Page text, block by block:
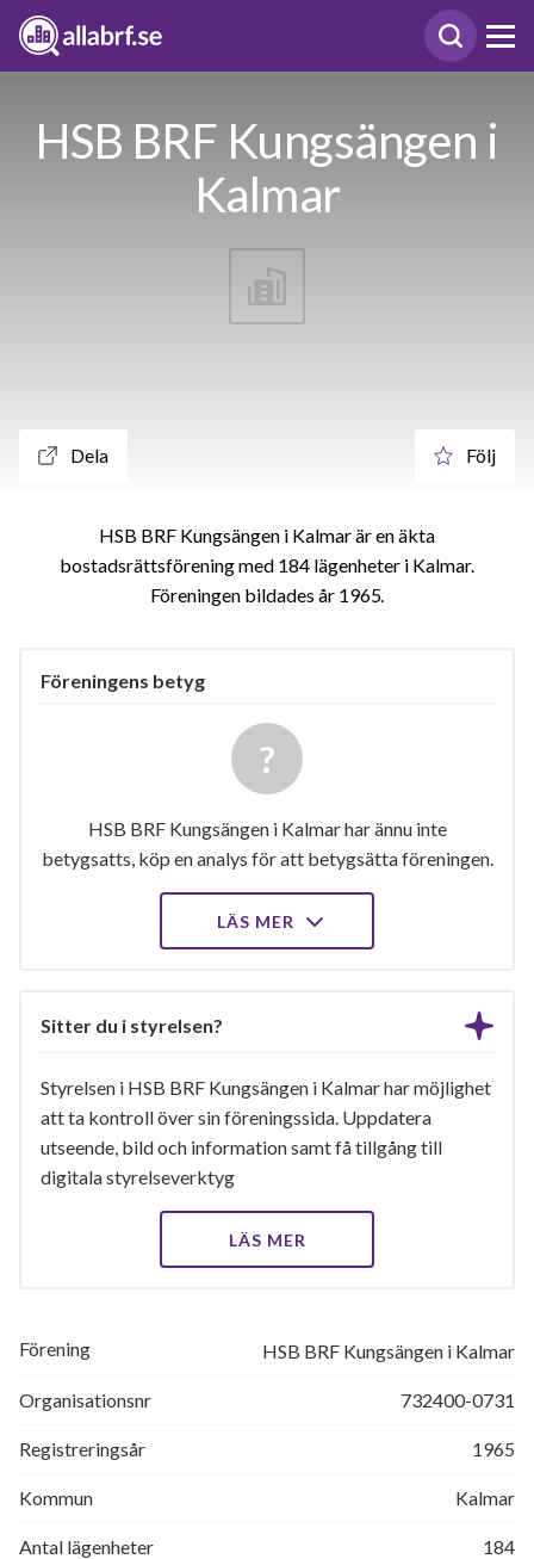
HSB BRF Kungsängen i
Kalmar
Dela Följ
HSB BRF Kungsängen i Kalmar är en äkta
bostadsrättsförening med 184 lägenheter i Kalmar.
Föreningen bildades år 1965
Föreningens betyg
HSB BRF Kungsängen i Kalmar har ännu inte
betygsatts, köp en analys för att betygsätta föreningen.
LÄS MER
Sitter du i styrelsen?
Styrelsen i HSB BRF Kungsängen i Kalmar har möjlighet
att ta kontroll över sin föreningssida. Uppdatera
utseende, bild och information samt få tillgång till
digitala styrelseverktyg
LÄS MER
Förening HSB BRF Kungsängen i Kalmar
Organisationsnr 732400-0731
Registreringsår 1965
Kommun Kalmar
Antal lägenheter 184